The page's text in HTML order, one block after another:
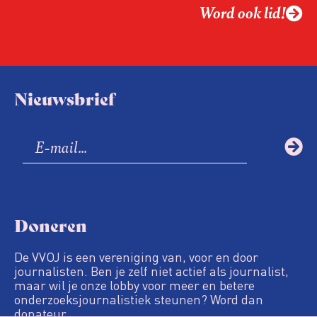
Word ook lid!
Nieuwsbrief
Doneren
De VVOJ is een vereniging van, voor en door
journalisten. Ben je zelf niet actief als journalist,
maar wil je onze lobby voor meer en betere
onderzoeksjournalistiek steunen? Word dan
donateur.